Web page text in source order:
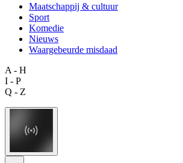
Maatschappij & cultuur
Sport
Komedie
Nieuws
Waargebeurde misdaad
A - H
I - P
Q - Z